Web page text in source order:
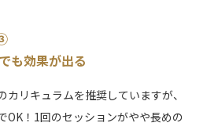
も効果が出る
リキュラムを推奨していますが、
OK！1回のセッションがやや長めの